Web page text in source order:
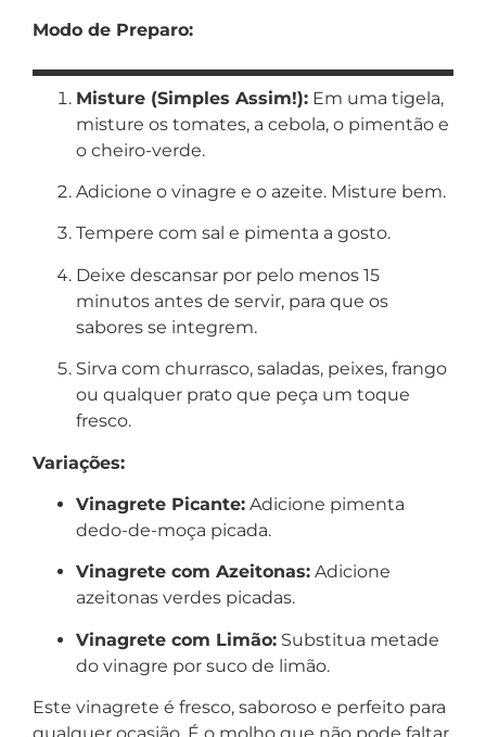
Modo de Preparo:
Misture (Simples Assim!): Em uma tigela,
misture os tomates, a cebola, o pimentão e
o cheiro-verde.
Adicione o vinagre e o azeite. Misture bem.
Tempere com sal e pimenta a gosto.
Deixe descansar por pelo menos 15
minutos antes de servir, para que os
sabores se integrem.
Sirva com churrasco, saladas, peixes, frango
ou qualquer prato que peça um toque
fresco.
Variações:
Vinagrete Picante: Adicione pimenta
dedo-de-moça picada.
Vinagrete com Azeitonas: Adicione
azeitonas verdes picadas.
Vinagrete com Limão: Substitua metade
do vinagre por suco de limão.
Este vinagrete é fresco, saboroso e perfeito para